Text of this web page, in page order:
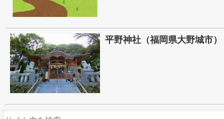
平野神社（福岡県大野城市）